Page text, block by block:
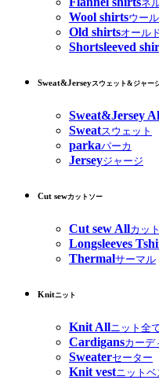
ネ
Wool shirtsウー
Old shirtsオール
Shortsleeved
Sweat&Jerseyスウェット&ジャー
Sweat&Jersey
Sweatスウェット
parkaパーカ
Jerseyジャージ
Cut sewカットソー
Cut sew Allカッ
Longsleeves
Thermalサーマル
Knitニット
Knit Allニット全
Cardigansカーデ
Sweaterセーター
Knit vestニットベ